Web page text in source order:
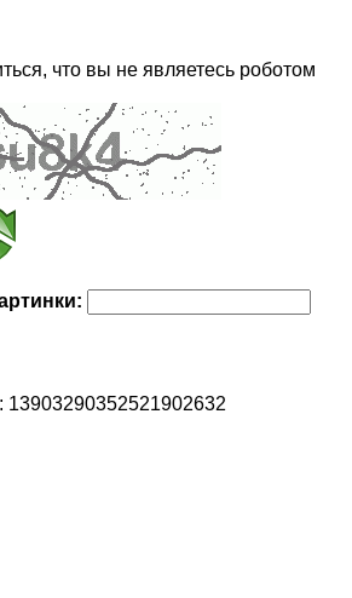
что вы не являетесь роботом
13903290352521902632